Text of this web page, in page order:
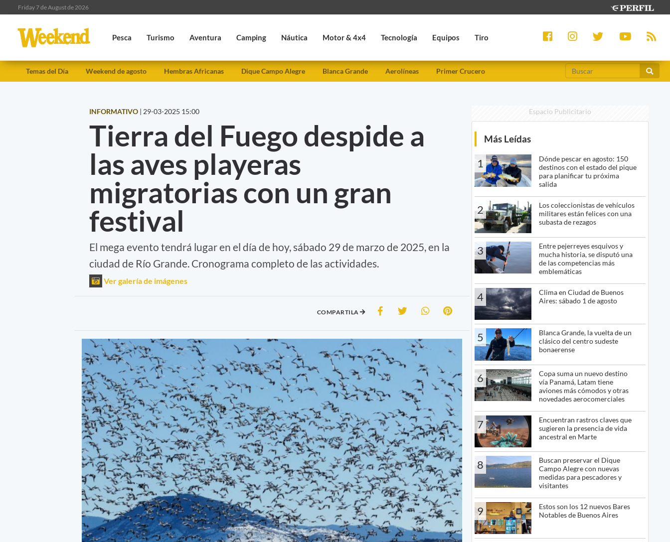
Friday 7 de August de 2026
Pesca Turismo Aventura Camping Náutica Motor & 4x4 Tecnología Equipos Tiro
Temas del Día Weekend de agosto Hembras Africanas Dique Campo Alegre Blanca Grande Aerolíneas Primer Crucero
INFORMATIVO | 29-03-2025 15:00
Tierra del Fuego despide a
las aves playeras
migratorias con un gran
festival
El mega evento tendrá lugar en el día de hoy, sábado 29 de marzo de 2025, en la
ciudad de Río Grande. Cronograma completo de las actividades.
Ver galería de imágenes
COMPARTILA
Espacio Publicitario
Más Leídas
1
Dónde pescar en agosto: 150
destinos con el estado del pique
para planificar tu próxima
salida
2
Los coleccionistas de vehículos
militares están felices con una
subasta de rezagos
3
Entre pejerreyes esquivos y
mucha historia, se disputó una
de las competencias más
emblemáticas
4
Clima en Ciudad de Buenos
Aires: sábado 1 de agosto
5
Blanca Grande, la vuelta de un
clásico del centro sudeste
bonaerense
6
Copa suma un nuevo destino
vía Panamá, Latam tiene
aviones más cómodos y otras
novedades aerocomerciales
7
Encuentran rastros claves que
sugieren la presencia de vida
ancestral en Marte
8
Buscan preservar el Dique
Campo Alegre con nuevas
medidas para pescadores y
visitantes
9
Estos son los 12 nuevos Bares
Notables de Buenos Aires